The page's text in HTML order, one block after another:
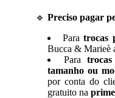
🔹 Preciso pagar
Paratrocas
Bucca & Marieè
Para
tamanho ou
por conta do
gratuito na